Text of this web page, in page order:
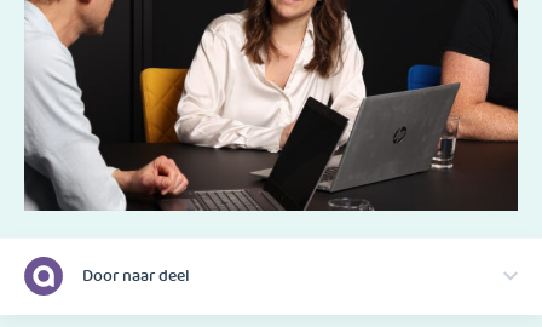
Door naar deel